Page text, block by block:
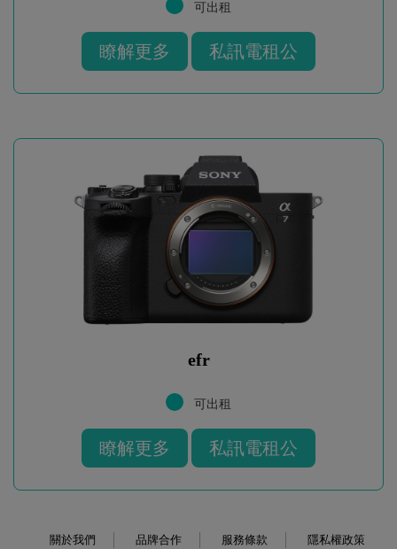
可出租
瞭解更多 私訊電租公
efr
可出租
瞭解更多 私訊電租公
關於我們 品牌合作 服務條款 隱私權政策